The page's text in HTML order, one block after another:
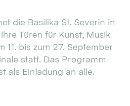
die Basilika St. Severin in
Türen für Kunst, Musik
11. bis zum 27. September
statt. Das Programm
als Einladung an alle.